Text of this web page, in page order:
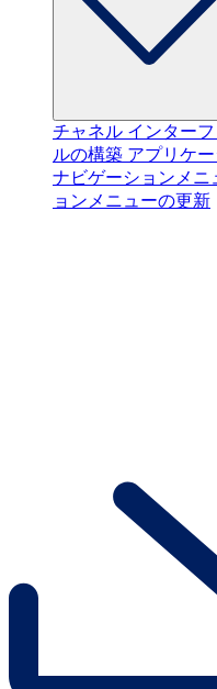
チャネル インター
ルの構築 アプリケ
ナビゲーションメニ
ョンメニューの更新